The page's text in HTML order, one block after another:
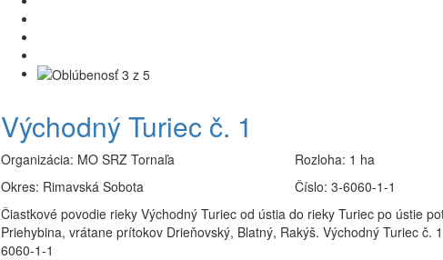
Východný Turiec č. 1
Organizácia: MO SRZ Tornaľa
Okres: Rimavská Sobota
Rozloha: 1 ha
Číslo:3-6060-1-1
Čiastkové povodie rieky Východný Turiec od ústia do rieky Turiec po ústie
Priehybina, vrátane prítokov Drieňovský, Blatný, Rakýš. Východný Turiec č.
6060-1-1